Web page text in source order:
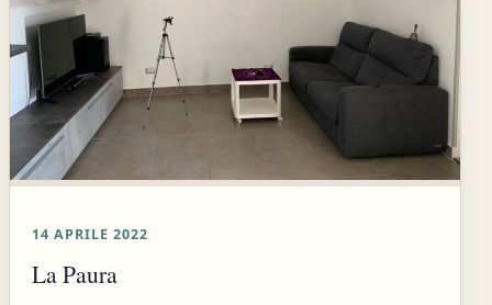
14 APRILE 2022
La Paura